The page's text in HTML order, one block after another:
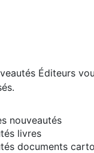
Éditeurs
nouveautés
livres
documents